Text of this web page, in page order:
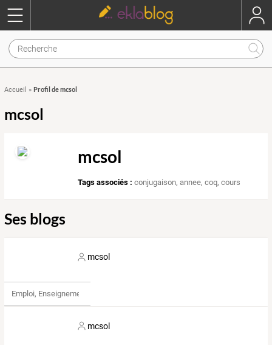
Accueil » Profil de mcsol
mcsol
mcsol
Tags associés : conjugaison,annee,coq,cours
Ses blogs
mcsol
Emploi, Enseignement & Etudes
mcsol